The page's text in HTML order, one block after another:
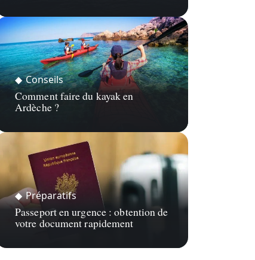
Conseils
Comment faire du kayak en
Ardèche ?
Préparatifs
Passeport en urgence : obtention de
votre document rapidement